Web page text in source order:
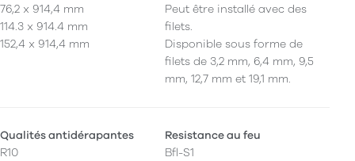
76,2 x 914,4 mm
114.3 x 914.4 mm
152,4 x 914,4 mm
Peut être installé avec des
filets.
Disponible sous forme de
filets de 3,2 mm, 6,4 mm, 9,5
mm, 12,7 mm et 19,1 mm.
Qualités antidérapantes
R10
Resistance au feu
Bfl-S1